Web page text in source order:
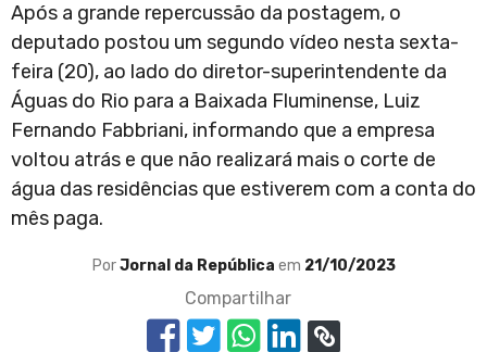
Após a grande repercussão da postagem, o
deputado postou um segundo vídeo nesta sexta-
feira (20), ao lado do diretor-superintendente da
Águas do Rio para a Baixada Fluminense, Luiz
Fernando Fabbriani, informando que a empresa
voltou atrás e que não realizará mais o corte de
água das residências que estiverem com a conta do
mês paga.
PorJornal da República em 21/10/2023
Compartilhar